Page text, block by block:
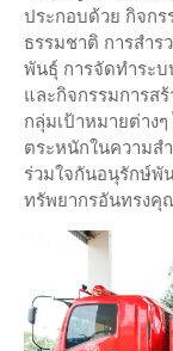
ประกอบด้วย กิจก
ธรรมชาติ การสำ
พันธุ์ การจัดทำระ
และกิจกรรมการส
กลุ่มเป้าหมายต่าง
ตระหนักในความส
ร่วมใจกันอนุรักษ์พั
ทรัพยากรอันทรงคุ